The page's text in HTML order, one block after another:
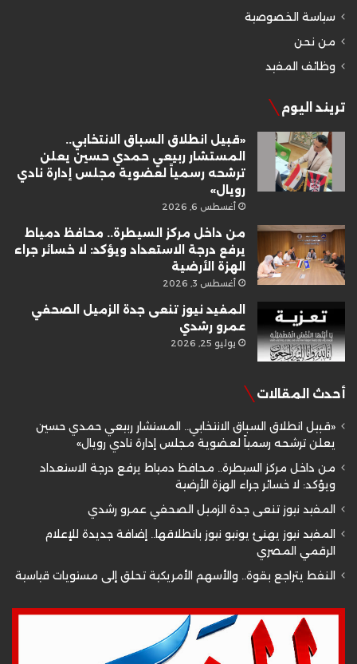
سياسة الخصوصية
من نحن
وظائف المفيد
تريند اليوم
«قبيل انطلاق السباق الانتخابي..
المستشار ربيعي حمدي حسين يعلن
ترشحه رسمياً لعضوية مجلس إدارة نادي
رويال»
أغسطس 6, 2026
من داخل مركز السيطرة.. محافظ دمياط
يرفع درجة الاستعداد ويؤكد: لا خسائر جراء
الهزة الأرضية
أغسطس 3, 2026
المفيد نيوز تنعى جدة الزميل الصحفي
عمرو رشدي
يوليو 25, 2026
أحدث المقالات
«قبيل انطلاق السباق الانتخابي.. المستشار ربيعي حمدي حسين
يعلن ترشحه رسمياً لعضوية مجلس إدارة نادي رويال»
من داخل مركز السيطرة.. محافظ دمياط يرفع درجة الاستعداد
ويؤكد: لا خسائر جراء الهزة الأرضية
المفيد نيوز تنعى جدة الزميل الصحفي عمرو رشدي
المفيد نيوز يهنئ يونيو نيوز بانطلاقها.. إضافة جديدة للإعلام
الرقمي المصري
النفط يتراجع بقوة.. والأسهم الأمريكية تحلق إلى مستويات قياسية